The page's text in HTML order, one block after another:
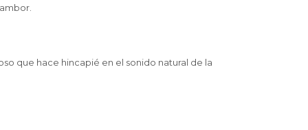
que hace hincapié en el sonido natural de la